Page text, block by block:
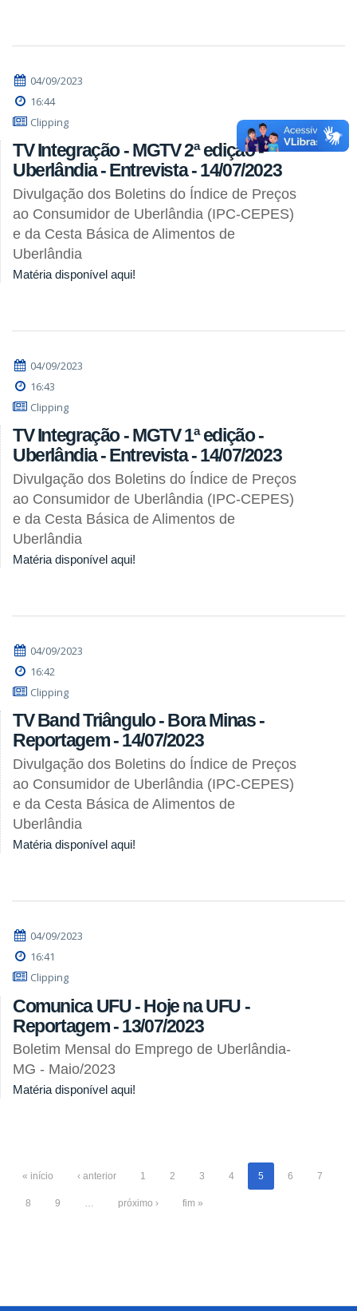
04/09/2023
16:44
Clipping
TV Integração - MGTV 2ª edição -
Uberlândia - Entrevista - 14/07/2023
Divulgação dos Boletins do Índice de Preços
ao Consumidor de Uberlândia (IPC-CEPES)
e da Cesta Básica de Alimentos de
Uberlândia
Matéria disponível aqui!
04/09/2023
16:43
Clipping
TV Integração - MGTV 1ª edição -
Uberlândia - Entrevista - 14/07/2023
Divulgação dos Boletins do Índice de Preços
ao Consumidor de Uberlândia (IPC-CEPES)
e da Cesta Básica de Alimentos de
Uberlândia
Matéria disponível aqui!
04/09/2023
16:42
Clipping
TV Band Triângulo - Bora Minas -
Reportagem - 14/07/2023
Divulgação dos Boletins do Índice de Preços
ao Consumidor de Uberlândia (IPC-CEPES)
e da Cesta Básica de Alimentos de
Uberlândia
Matéria disponível aqui!
04/09/2023
16:41
Clipping
Comunica UFU - Hoje na UFU -
Reportagem - 13/07/2023
Boletim Mensal do Emprego de Uberlândia-
MG - Maio/2023
Matéria disponível aqui!
« início ‹ anterior 1 2 3 4 5 6 7
8 9 … próximo › fim »